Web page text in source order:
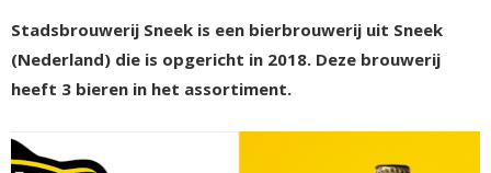
Stadsbrouwerij Sneek is een bierbrouwerij uit Sneek
(Nederland) die is opgericht in 2018. Deze brouwerij
heeft 3 bieren in het assortiment.